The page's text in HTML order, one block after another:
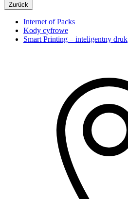
Zurück
Internet of Packs
Kody cyfrowe
Smart Printing – inteligentny druk